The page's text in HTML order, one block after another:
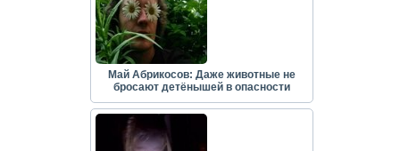
Май Абрикосов: Даже животные не
бросают детёнышей в опасности